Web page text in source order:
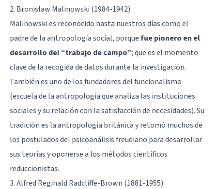
2. Bronisław Malinowski (1984-1942)
Malinowski es reconocido hasta nuestros días como el
padre de la antropología social, porquefue pionero en el
desarrollo del “trabajo de campo”; que es el momento
clave de la recogida de datos durante la investigación.
También es uno de los fundadores del funcionalismo
(escuela de la antropología que analiza las instituciones
sociales y su relación con la satisfacción de necesidades). Su
tradición es la antropología británica y retomó muchos de
los postulados del psicoanálisis freudiano para desarrollar
sus teorías y oponerse a los métodos científicos
reduccionistas.
3. Alfred Reginald Radcliffe-Brown (1881-1955)